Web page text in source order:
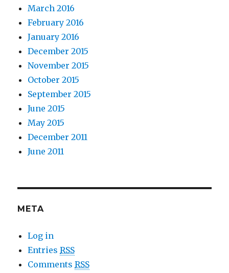
March 2016
February 2016
January 2016
December 2015
November 2015
October 2015
September 2015
June 2015
May 2015
December 2011
June 2011
META
Log in
EntriesRSS
CommentsRSS